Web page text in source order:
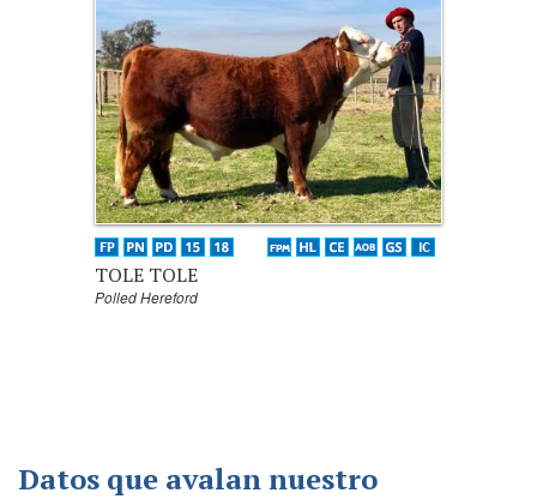
TOLE TOLE
Polled Hereford
Datos que avalan nuestro